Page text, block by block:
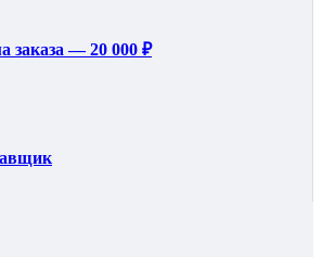
заказа — 20 000 ₽